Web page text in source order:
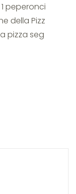
peperonci
della Pizz
pizza seg